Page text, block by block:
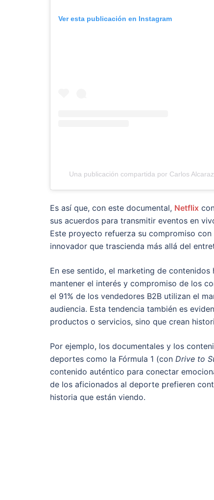
Ver esta publicación en Instagram
Una publicación compartida por Carlos
Es así que, con este documental, Netflix
sus acuerdos para transmitir eventos en
Este proyecto refuerza su compromiso
innovador que trascienda más allá del
En ese sentido, el marketing de
mantener el interés y compromiso de los
el 91% de los vendedores B2B utilizan el
audiencia. Esta tendencia también es
productos o servicios, sino que crean
Por ejemplo, los documentales y los
deportes como la Fórmula 1 (con Drive to
contenido auténtico para conectar
de los aficionados al deporte prefieren
historia que están viendo.